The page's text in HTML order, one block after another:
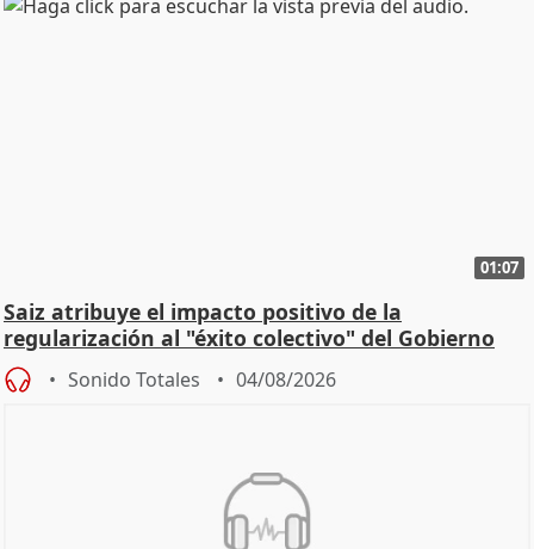
01:07
Saiz atribuye el impacto positivo de la
regularización al "éxito colectivo" del Gobierno
Sonido Totales 04/08/2026